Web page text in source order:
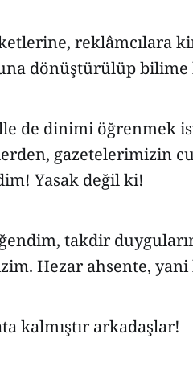
reklâmcılara
dönüştürülüp bilime
de dinimi öğrenmek
gazetelerimizin
Yasak değil ki!
takdir
Hezar ahsente,
kalmıştır arkadaşlar!